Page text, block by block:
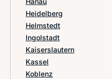
Heidelberg
Helmstedt
Ingolstadt
Kaiserslautern
Kassel
Koblenz